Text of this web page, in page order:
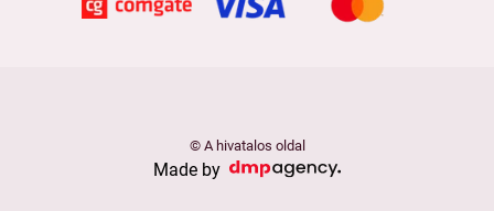
© A hivatalos oldal
Made by